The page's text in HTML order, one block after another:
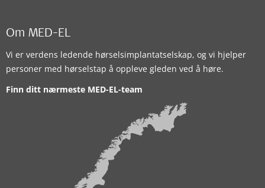
Om MED-EL
Vi er verdens ledende hørselsimplantatselskap, og vi hjelper
personer med hørselstap å oppleve gleden ved å høre.
Finn ditt nærmeste MED-EL-team